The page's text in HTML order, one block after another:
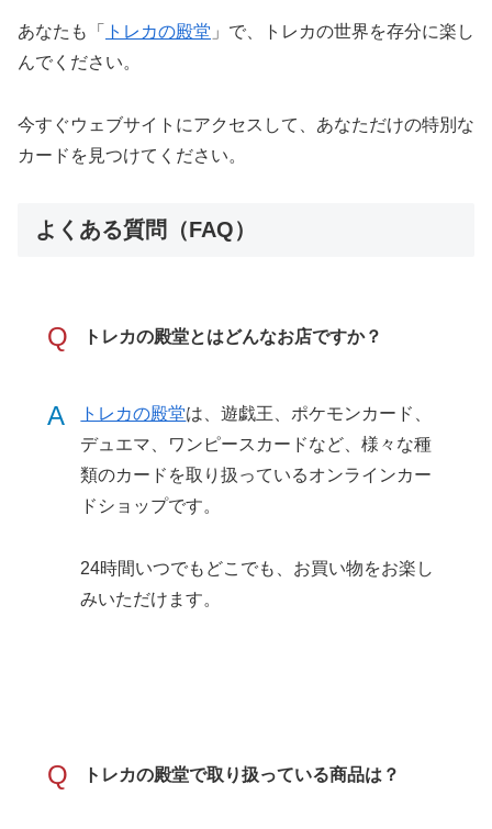
あなたも「 トレカの殿堂 」で、トレカの世界を存分に楽し
んでください。
今すぐウェブサイトにアクセスして、あなただけの特別な
カードを見つけてください。
よくある質問（FAQ）
Q トレカの殿堂とはどんなお店ですか？
A トレカの殿堂は、遊戯王、ポケモンカード、
デュエマ、ワンピースカードなど、様々な種
類のカードを取り扱っているオンラインカー
ドショップです。
24時間いつでもどこでも、お買い物をお楽し
みいただけます。
Q トレカの殿堂で取り扱っている商品は？